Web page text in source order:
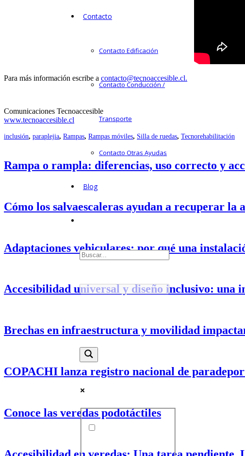
Contacto
Contacto Edificación
Contacto Conducción /
Transporte
Contacto Otras Ayudas
Blog
Para más información escribe a contacto@tecnoaccesible.cl.
Comunicaciones Tecnoaccesible
www.tecnoaccesible.cl
inclusión, paraplejia, Rampas, Rampas móviles, Silla de ruedas, Tecnorehabilitación
Rampa o rampla: diferencias, uso correcto y
Cómo los salvaescaleras ayudan a recuperar la
Adaptaciones vehiculares: por qué una
Accesibilidad universal y diseño inclusivo: una
Brechas en infraestructura y movilidad
COPACHI lanza registro nacional de
Conoce las veredas podotáctiles